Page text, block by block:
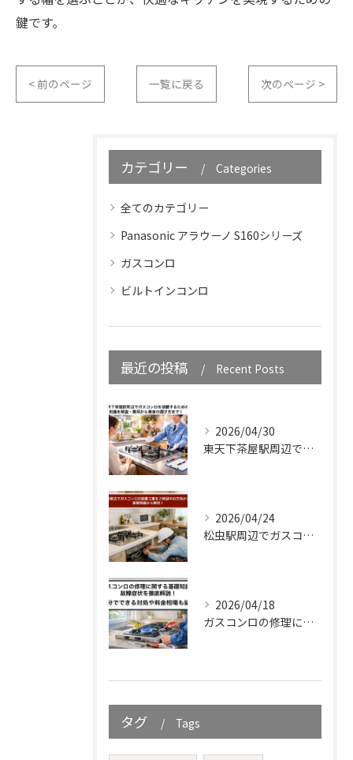
鍵です。
< 前のページ 一覧に戻る 次のページ >
カテゴリー Categories
全てのカテゴリー
Panasonic アラウーノ S160シリーズ
ガスコンロ
ビルトインコンロ
最近の投稿 Recent Posts
2026/04/30
東天下茶屋駅周辺でガスコンロを設置するための知識を解説・費用から業者の選び方まで！
2026/04/24
松虫駅周辺でガスコンロの設置工事をご検討中の方向けガイド｜基礎知識から解説！
2026/04/18
ガスコンロの修理に関する基礎知識と故障症状を徹底解説！自分でできる対処や料金相場も紹介
タグ Tags